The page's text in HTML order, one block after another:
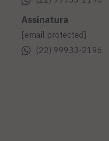
Assinatura
[email protected]
(22) 99933-2196